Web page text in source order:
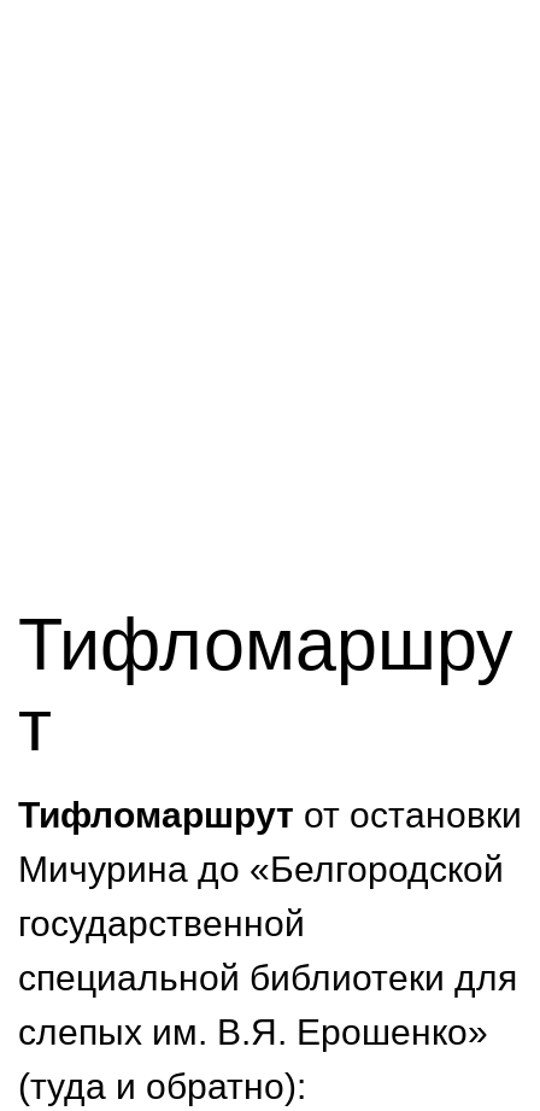
Тифломаршру
т
Тифломаршрут от остановки
Мичурина до «Белгородской
государственной
специальной библиотеки для
слепых им. В.Я. Ерошенко»
(туда и обратно):